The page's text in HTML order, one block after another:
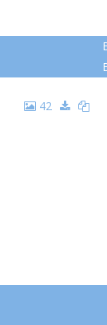
42